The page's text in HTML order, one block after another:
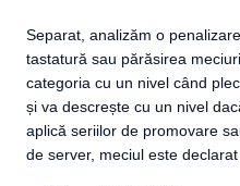
Separat, analizăm o
tastatură sau părăsirea
categoria cu un nivel când
și va descrește cu un nivel
aplică seriilor de promovare
de server, meciul este